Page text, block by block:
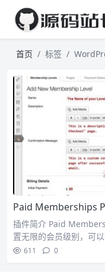
首页 标签
Paid Memberships
插件简介 Paid
置无限的会员级别，可
611 0